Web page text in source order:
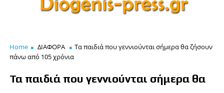
Home ΔΙΑΦΟΡΑ
Τα παιδιά που γεννιούνται σήμερα θα ζήσουν
πάνω από 105 χρόνια
Τα παιδιά που γεννιούνται σήμερα θα